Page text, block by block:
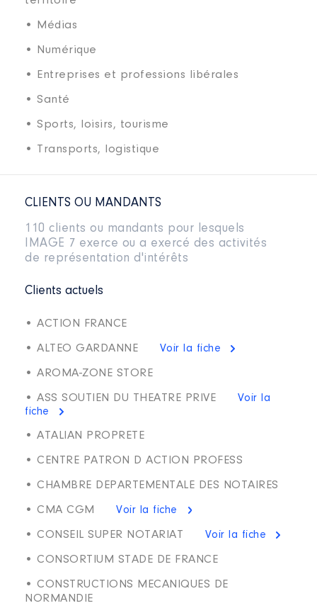
• Médias
• Numérique
• Entreprises et professions libérales
• Santé
• Sports, loisirs, tourisme
• Transports, logistique
CLIENTS OU MANDANTS
110 clients ou mandants pour lesquels
IMAGE 7 exerce ou a exercé des activités
de représentation d'intérêts
Clients actuels
• ACTION FRANCE
• ALTEO GARDANNE Voir la fiche
• AROMA-ZONE STORE
• ASS SOUTIEN DU THEATRE PRIVE
Voir la
fiche
• ATALIAN PROPRETE
• CENTRE PATRON D ACTION PROFESS
• CHAMBRE DEPARTEMENTALE DES NOTAIRES
• CMA CGM Voir la fiche
• CONSEIL SUPER NOTARIAT Voir la fiche
• CONSORTIUM STADE DE FRANCE
• CONSTRUCTIONS MECANIQUES DE
NORMANDIE